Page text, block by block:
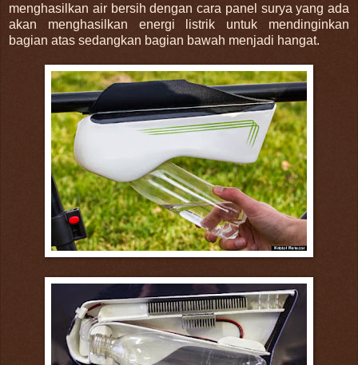
menghasilkan air bersih dengan cara panel surya yang ada
akan menghasilkan energi listrik untuk mendinginkan
bagian atas sedangkan bagian bawah menjadi hangat.